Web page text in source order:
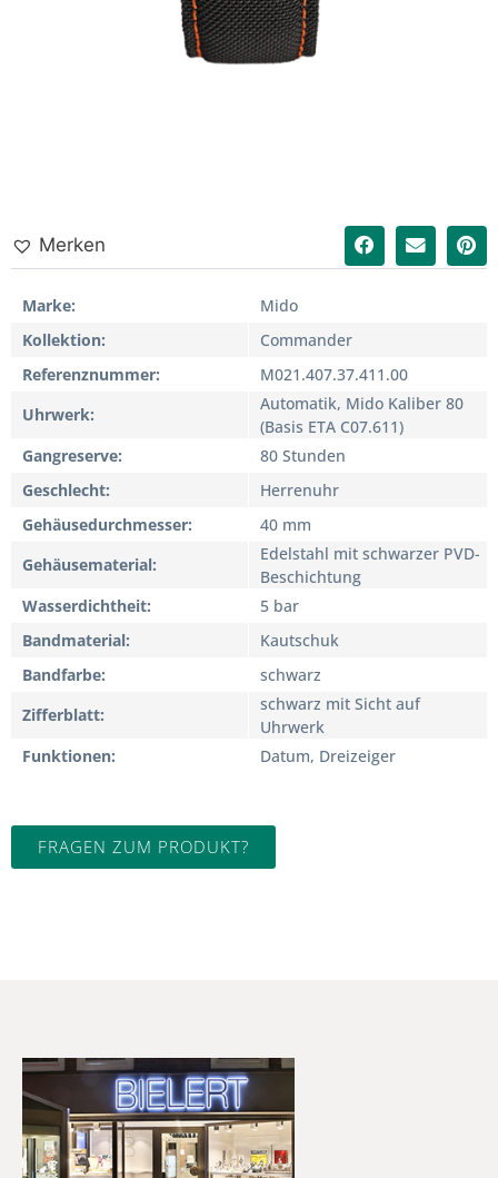
Merken
Marke
Mido
Kollektion
Commander
Referenznummer
M021.407.37.411.00
Uhrwerk
Automatik, Mido Kaliber 80
(Basis ETA C07.611)
Gangreserve
80 Stunden
Geschlecht
Herrenuhr
Gehäusedurchmesser
40 mm
Gehäusematerial
Edelstahl mit schwarzer PVD-
Beschichtung
Wasserdichtheit
5 bar
Bandmaterial
Kautschuk
Bandfarbe
schwarz
Zifferblatt
schwarz mit Sicht auf
Uhrwerk
Funktionen
Datum, Dreizeiger
FRAGEN ZUM PRODUKT?